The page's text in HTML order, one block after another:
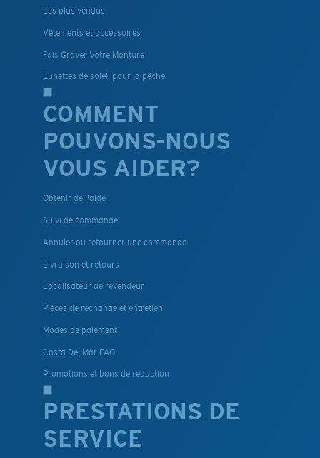
Les plus vendus
Vêtements et accessoires
Fais Graver Votre Monture
Lunettes de soleil pour la pêche
COMMENT
POUVONS-NOUS
VOUS AIDER?
Obtenir de l'aide
Suivi de commande
Annuler ou retourner une commande
Livraison et retours
Localisateur de revendeur
Pièces de rechange et entretien
Modes de paiement
Costa Del Mar FAQ
Promotions et bons de reduction
PRESTATIONS DE
SERVICE